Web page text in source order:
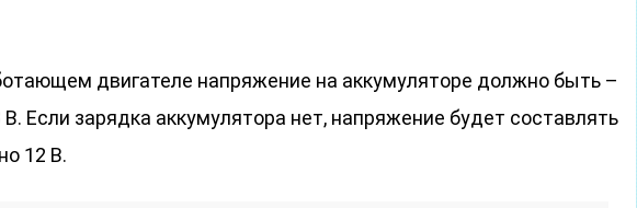
двигателе напряжение на аккумуляторе должно быть –
В. Если зарядка аккумулятора нет, напряжение будет составлять
12 В.